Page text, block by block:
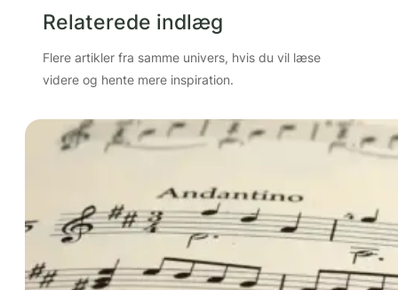
Relaterede indlæg
Flere artikler fra samme univers, hvis du vil læse
videre og hente mere inspiration.